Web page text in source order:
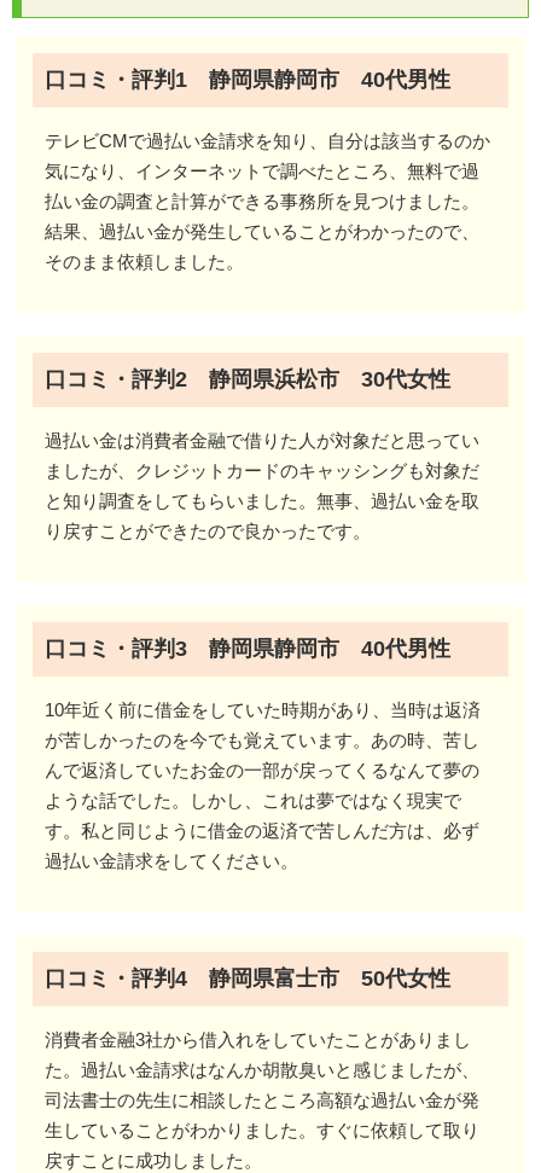
口コミ・評判1 静岡県静岡市 40代男性
テレビCMで過払い金請求を知り、自分は該当するのか
気になり、インターネットで調べたところ、無料で過
払い金の調査と計算ができる事務所を見つけました。
結果、過払い金が発生していることがわかったので、
そのまま依頼しました。
口コミ・評判2 静岡県浜松市 30代女性
過払い金は消費者金融で借りた人が対象だと思ってい
ましたが、クレジットカードのキャッシングも対象だ
と知り調査をしてもらいました。無事、過払い金を取
り戻すことができたので良かったです。
口コミ・評判3 静岡県静岡市 40代男性
10年近く前に借金をしていた時期があり、当時は返済
が苦しかったのを今でも覚えています。あの時、苦し
んで返済していたお金の一部が戻ってくるなんて夢の
ような話でした。しかし、これは夢ではなく現実で
す。私と同じように借金の返済で苦しんだ方は、必ず
過払い金請求をしてください。
口コミ・評判4 静岡県富士市 50代女性
消費者金融3社から借入れをしていたことがありまし
た。過払い金請求はなんか胡散臭いと感じましたが、
司法書士の先生に相談したところ高額な過払い金が発
生していることがわかりました。すぐに依頼して取り
戻すことに成功しました。